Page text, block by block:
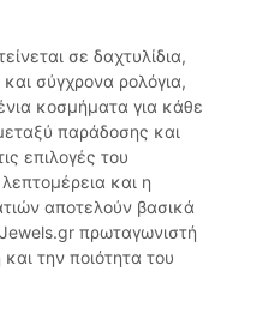
σε δαχτυλίδια,
σύγχρονα ρολόγια,
κοσμήματα για κάθε
παράδοσης και
επιλογές του
και η
αποτελούν βασικά
πρωταγωνιστή
την ποιότητα του